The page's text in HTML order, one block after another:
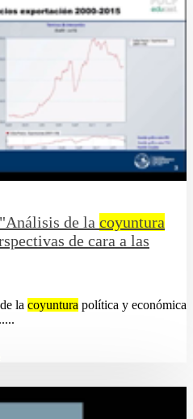
de la coyuntura
de cara a las
la coyuntura política y económica